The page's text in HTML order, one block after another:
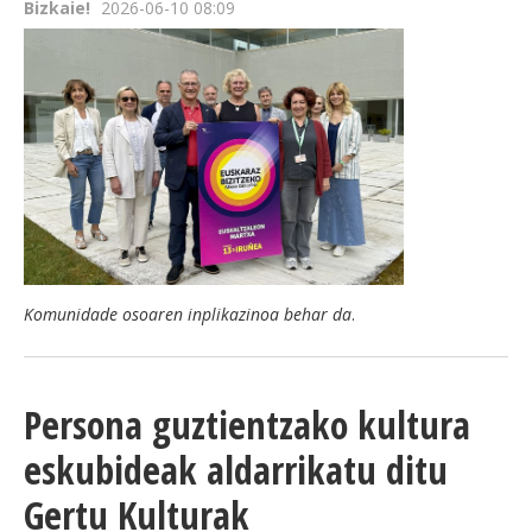
Bizkaie! 2026-06-10 08:09
Komunidade osoaren inplikazinoa behar da.
Persona guztientzako kultura
eskubideak aldarrikatu ditu
Gertu Kulturak